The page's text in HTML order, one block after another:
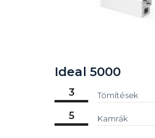
Ideal 5000
3 Tömítések
5 Kamrák